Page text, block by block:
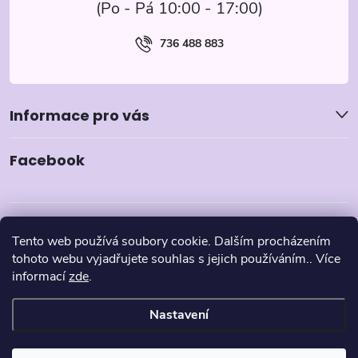
Tento web používá soubory cookie. Dalším procházením
tohoto webu vyjadřujete souhlas s jejich používáním.. Více
informacízde.
Nastavení
736 488 883
Informace pro vás
Facebook
Copyright 2026Pyzamka.cz. Všechna práva vyhrazena.